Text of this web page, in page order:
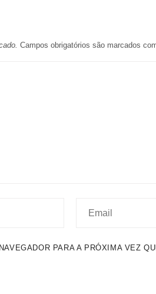
Campos obrigatórios são marcados
PARA A PRÓXIMA VEZ